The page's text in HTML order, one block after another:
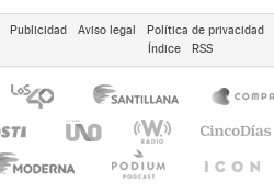
Publicidad Aviso legal Política de privacidad
Índice
RSS